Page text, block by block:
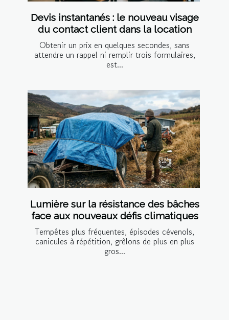
Devis instantanés : le nouveau visage
du contact client dans la location
Obtenir un prix en quelques secondes, sans
attendre un rappel ni remplir trois formulaires,
est...
Lumière sur la résistance des bâches
face aux nouveaux défis climatiques
Tempêtes plus fréquentes, épisodes cévenols,
canicules à répétition, grêlons de plus en plus
gros...